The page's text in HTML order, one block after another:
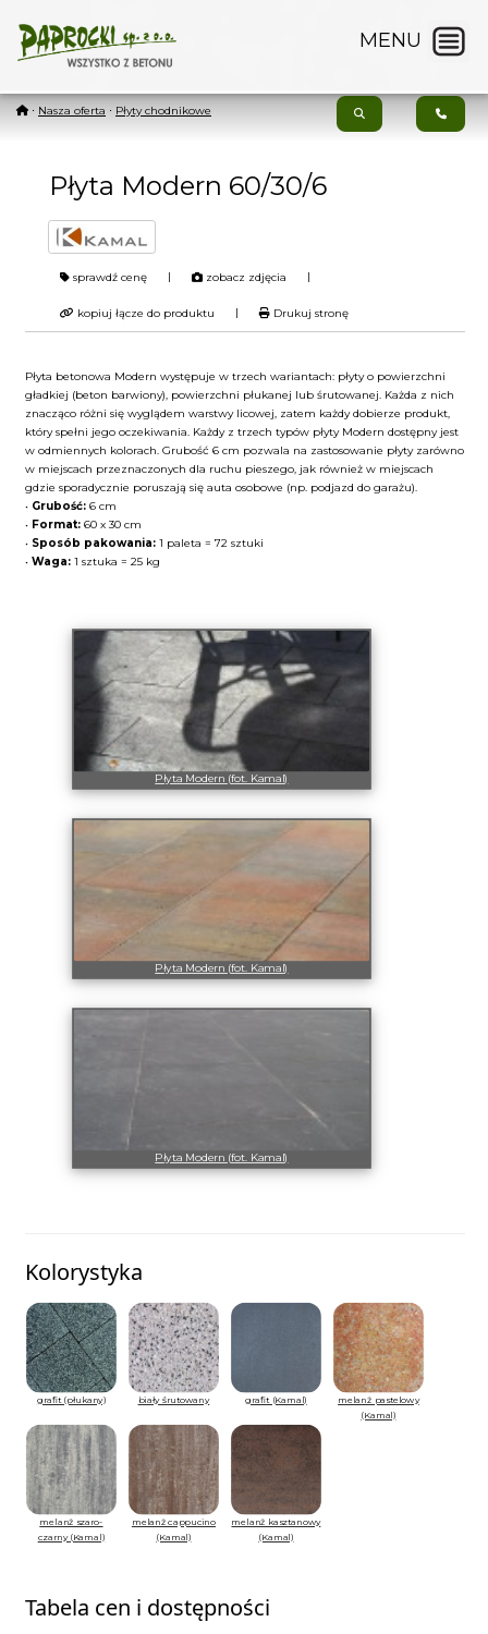
MENU
⋅ Nasza oferta ⋅ Płyty chodnikowe
Płyta Modern 60/30/6
sprawdź cenę | zobacz zdjęcia |
kopiuj łącze do produktu | Drukuj stronę
Płyta betonowa Modern występuje w trzech wariantach: płyty o powierzchni
gładkiej (beton barwiony), powierzchni płukanej lub śrutowanej. Każda z nich
znacząco różni się wyglądem warstwy licowej, zatem każdy dobierze produkt,
który spełni jego oczekiwania. Każdy z trzech typów płyty Modern dostępny jest
w odmiennych kolorach. Grubość 6 cm pozwala na zastosowanie płyty zarówno
w miejscach przeznaczonych dla ruchu pieszego, jak również w miejscach
gdzie sporadycznie poruszają się auta osobowe (np. podjazd do garażu).
• Grubość: 6 cm
• Format: 60 x 30 cm
• Sposób pakowania: 1 paleta = 72 sztuki
• Waga: 1 sztuka = 25 kg
Płyta Modern (fot. Kamal)
Płyta Modern (fot. Kamal)
Płyta Modern (fot. Kamal)
Kolorystyka
grafit (płukany) biały śrutowany grafit (Kamal) melanż pastelowy
(Kamal)
melanż szaro-
czarny (Kamal)
melanż cappucino
(Kamal)
melanż kasztanowy
(Kamal)
Tabela cen i dostępności